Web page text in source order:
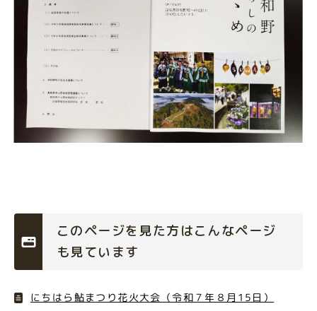
このページを見た方はこんなページ
も見ています
にちはら鮎まつり花火大会（令和７年８月15日）